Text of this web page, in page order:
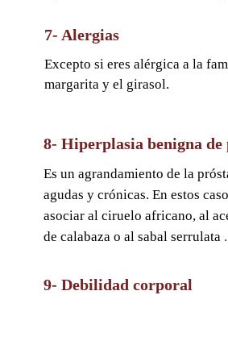
7- Alergias
Excepto si eres alérgica a la
margarita y el girasol.
8- Hiperplasia benigna de
Es un agrandamiento de la
agudas y crónicas. En estos
asociar al ciruelo africano, al
de calabaza o al sabal serrulata .
9- Debilidad corporal